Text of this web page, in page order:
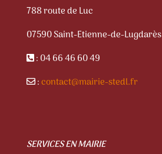
788 route de Luc
07590 Saint-Etienne-de-Lugdarès
: 04 66 46 60 49
:contact@mairie-stedl.fr
SERVICES EN MAIRIE